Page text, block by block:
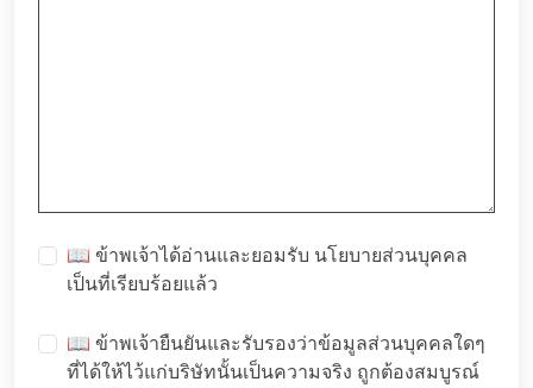
📖 ข้าพเจ้าได้อ่านและยอมรับ นโยบายส่วนบุคคล
เป็นที่เรียบร้อยแล้ว
📖 ข้าพเจ้ายืนยันและรับรองว่าข้อมูลส่วนบุคคลใดๆ
ที่ได้ให้ไว้แก่บริษัทนั้นเป็นความจริง ถูกต้องสมบูรณ์